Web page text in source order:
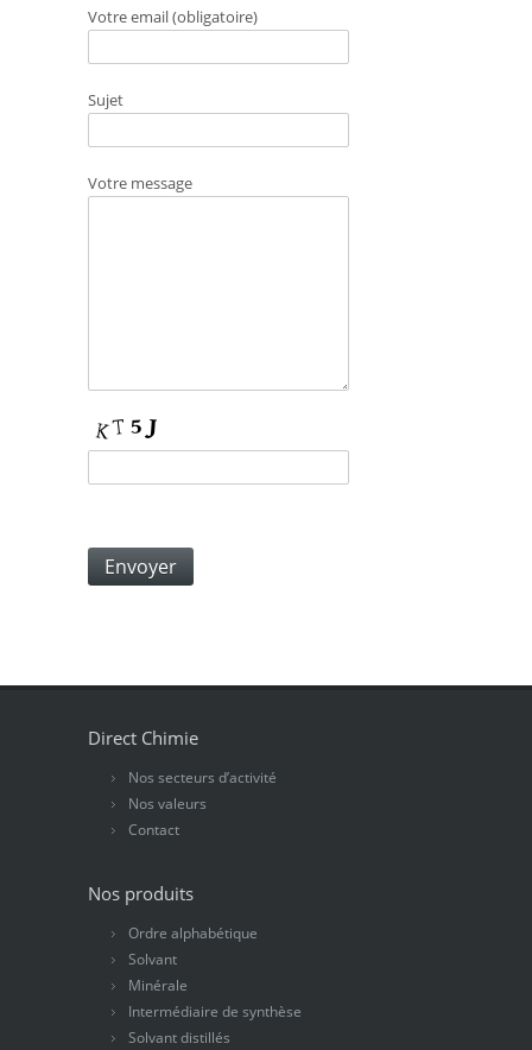
Votre email (obligatoire)
Sujet
Votre message
Direct Chimie
Nos secteurs d’activité
Nos valeurs
Contact
Nos produits
Ordre alphabétique
Solvant
Minérale
Intermédiaire de synthèse
Solvant distillés